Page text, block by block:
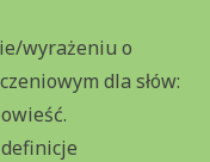
wyrażeniu o
dla słów: